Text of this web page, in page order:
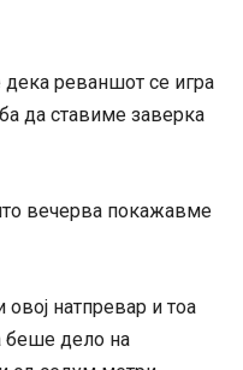
дека реваншот се игра
да ставиме заверка
вечерва покажавме
натпревар и тоа
беше дело на